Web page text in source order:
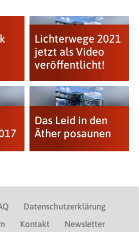
Lichterwege 2021
jetzt als Video
veröffentlicht!
Das Leid in den
Äther posaunen
Datenschutzerklärung
Kontakt Newsletter